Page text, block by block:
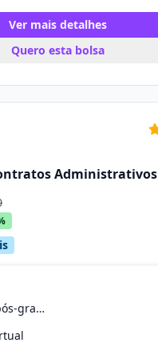
Ver mais detalhes
Quero esta bolsa
Administrativos
Especialização (pós-graduação)